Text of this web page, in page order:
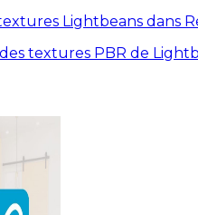
Lightbeans dans
textures PBR de